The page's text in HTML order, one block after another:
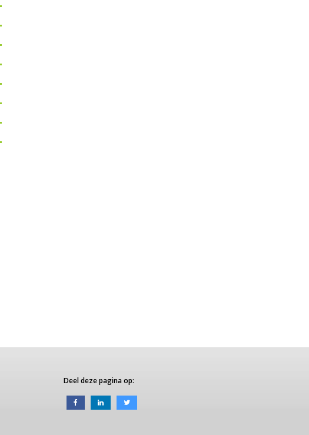
Deel deze pagina op: